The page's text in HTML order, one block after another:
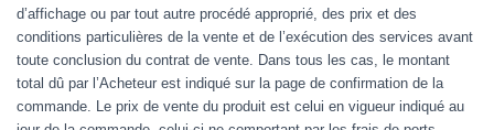
d’affichage ou par tout autre procédé approprié, des prix et des
conditions particulières de la vente et de l’exécution des services avant
toute conclusion du contrat de vente. Dans tous les cas, le montant
total dû par l’Acheteur est indiqué sur la page de confirmation de la
commande. Le prix de vente du produit est celui en vigueur indiqué au